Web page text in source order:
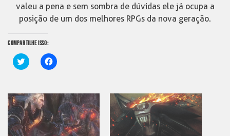
valeu a pena e sem sombra de dúvidas ele já ocupa a
posição de um dos melhores RPGs da nova geração.
COMPARTILHE ISSO:
Clique
para
em
nova
janela)
Clique
para
em
nova
janela)